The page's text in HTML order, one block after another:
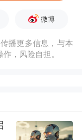
味道。仍记
拥有2000亿
微博
播更多信息，与本
，风险自担。